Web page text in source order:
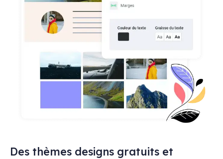
Des thèmes designs gratuits et